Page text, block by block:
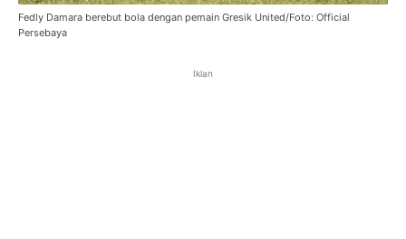
Fedly Damara berebut bola dengan pemain Gresik United/Foto: Official
Persebaya
Iklan